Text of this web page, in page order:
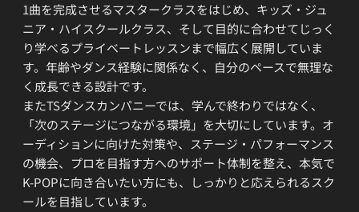
1曲を完成させるマスタークラスをはじめ、キッズ・ジュ
ニア・ハイスクールクラス、そして目的に合わせてじっく
り学べるプライベートレッスンまで幅広く展開していま
す。年齢やダンス経験に関係なく、自分のペースで無理な
く成長できる設計です。
またTSダンスカンパニーでは、学んで終わりではなく、
「次のステージにつながる環境」を大切にしています。オ
ーディションに向けた対策や、ステージ・パフォーマンス
の機会、プロを目指す方へのサポート体制を整え、本気で
K-POPに向き合いたい方にも、しっかりと応えられるスク
ールを目指しています。